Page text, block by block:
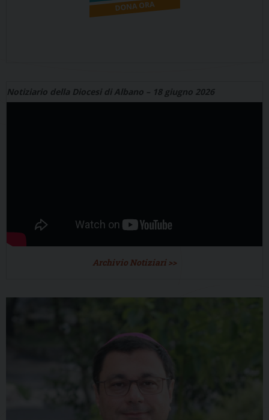
Notiziario della Diocesi di Albano – 18 giugno 2026
Archivio Notiziari >>